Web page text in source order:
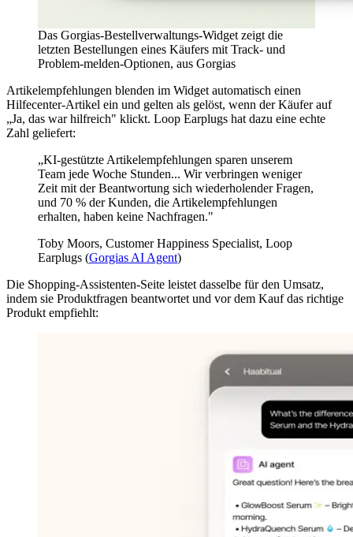
Das Gorgias-Bestellverwaltungs-Widget zeigt die
letzten Bestellungen eines Käufers mit Track- und
Problem-melden-Optionen, aus Gorgias
Artikelempfehlungen blenden im Widget automatisch einen
Hilfecenter-Artikel ein und gelten als gelöst, wenn der Käufer auf
„Ja, das war hilfreich" klickt. Loop Earplugs hat dazu eine echte
Zahl geliefert:
„KI-gestützte Artikelempfehlungen sparen unserem
Team jede Woche Stunden... Wir verbringen weniger
Zeit mit der Beantwortung sich wiederholender Fragen,
und 70 % der Kunden, die Artikelempfehlungen
erhalten, haben keine Nachfragen."
Toby Moors, Customer Happiness Specialist, Loop
Earplugs (Gorgias AI Agent)
Die Shopping-Assistenten-Seite leistet dasselbe für den Umsatz,
indem sie Produktfragen beantwortet und vor dem Kauf das richtige
Produkt empfiehlt: